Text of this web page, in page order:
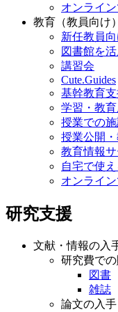
オンライ
教育（教員向け）
新任教員
図書館を
講習会
Cute.Guides
基幹教育支
学習・教
授業での施
授業公開
教育情報
自宅で使
オンライ
研究支援
文献・情報の入
研究費での
図書
雑誌
論文の入手